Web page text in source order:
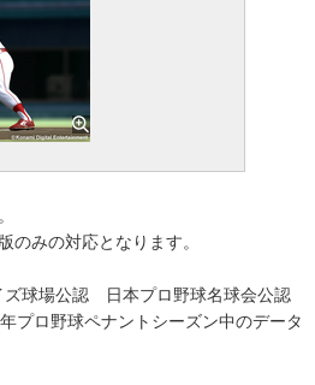
みの対応となります。
ズ球場公認 日本プロ野球名球会公認
プロ野球ペナントシーズン中のデータ